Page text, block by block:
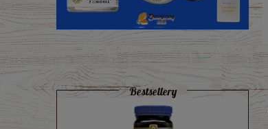
Bestsellery